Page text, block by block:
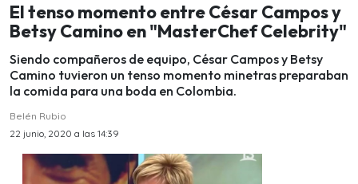
El tenso momento entre César Campos y
Betsy Camino en "MasterChef Celebrity"
Siendo compañeros de equipo, César Campos y Betsy
Camino tuvieron un tenso momento minetras preparaban
la comida para una boda en Colombia.
Belén Rubio
22 junio, 2020 a las 14:39